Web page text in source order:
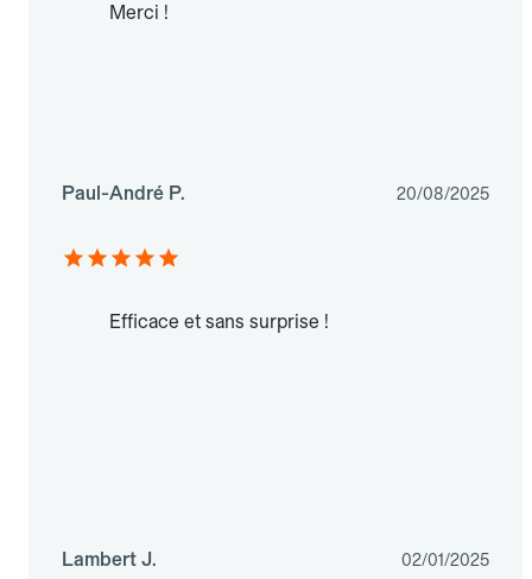
Merci !
Paul-André P. 20/08/2025
Efficace et sans surprise !
Lambert J. 02/01/2025